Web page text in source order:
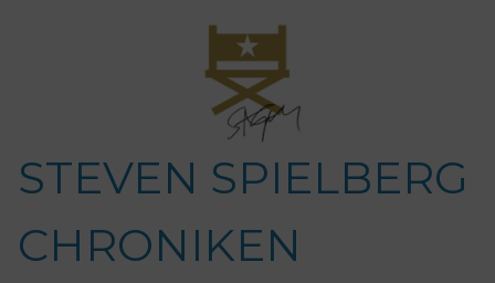
STEVEN SPIELBERG
CHRONIKEN